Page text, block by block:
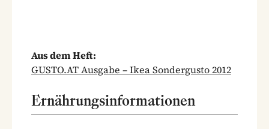
Aus dem Heft:
GUSTO.AT Ausgabe – Ikea Sondergusto 2012
Ernährungsinformationen